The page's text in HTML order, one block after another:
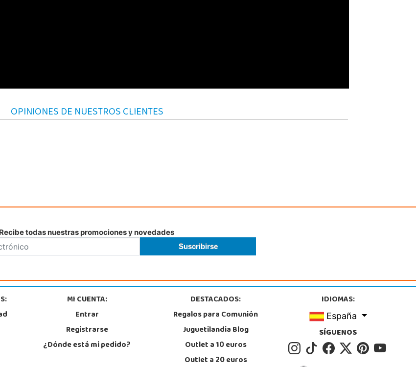
OPINIONES DE NUESTROS CLIENTES
Recibe todas nuestras promociones y novedades
MI CUENTA:
Entrar
Registrarse
¿Dónde está mi pedido?
DESTACADOS:
Regalos para Comunión
Juguetilandia Blog
Outlet a 10 euros
Outlet a 20 euros
IDIOMAS:
España
SÍGUENOS